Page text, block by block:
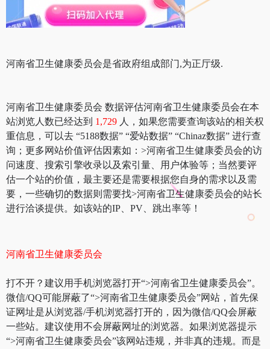
河南省卫生健康委员会是省政府组成部门,为正厅级.
河南省卫生健康委员会 数据评估河南省卫生健康委员会在本
站浏览人数已经达到 1,729 人，如果您需要查询该站的相关权
重信息，可以去 “5188数据” “爱站数据” “Chinaz数据” 进行查
询；更多网站价值评估因素如：>河南省卫生健康委员会的访
问速度、搜索引擎收录以及索引量、用户体验等；当然要评
估一个站的价值，最主要还是需要根据您自身的需求以及需
要，一些确切的数据则需要找>河南省卫生健康委员会的站长
进行洽谈提供。如该站的IP、PV、跳出率等！
河南省卫生健康委员会
打不开？建议用手机浏览器打开“>河南省卫生健康委员会”。
微信/QQ可能屏蔽了“>河南省卫生健康委员会”网站，首先保
证网址是从浏览器/手机浏览器打开的，因为微信/QQ会屏蔽
一些站。建议使用不会屏蔽网址的浏览器。如果浏览器提示
“>河南省卫生健康委员会”该网站违规，并非真的违规。而是